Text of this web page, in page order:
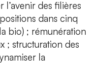
l’avenir des filières
dans cinq
bio) ; rémunération
; structuration des
la